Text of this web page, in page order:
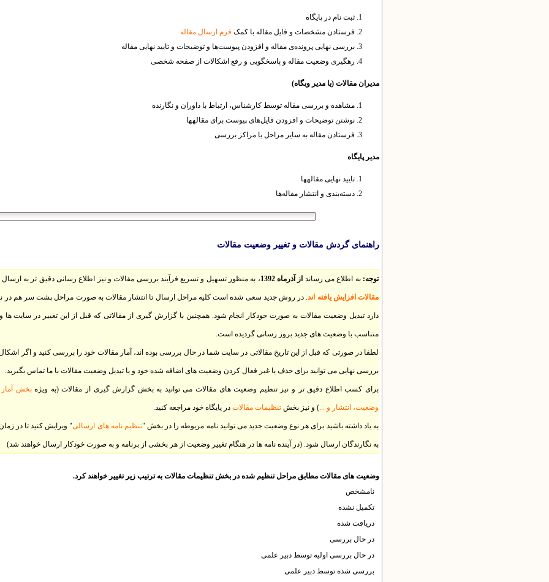
ثبت نام در پایگاه
فرستادن مشخصات و فایل مقاله با کمک فرم ارسال مقاله
بررسی نهایی پرونده‌ی مقاله و افزودن پیوست‌ها و توضیحات و تایید نهایی مقاله
رهگیری وضعیت مقاله و پاسخگویی و رفع اشکالات از صفحه شخصی
مدیران مقالات (یا مدیر وبگاه)
مشاهده و بررسی مقاله توسط کارشناس، ارتباط با داوران و نگارنده
نوشتن توضیحات و افزودن فایل‌های پیوست برای مقاله​ها
فرستادن مقاله به سایر مراحل یا مراکز بررسی
مدیر پایگاه
تایید نهایی مقاله​ها
دسته‌بندی و انتشار مقاله‌ها
راهنمای گردش مقالات و تغییر وضعیت مقالات
توجه: به اطلاع می رساند از آذرماه 1392 ، به منظور تسهیل و تسریع فرآیند بررسی مقالات و نیز اطلاع رسانی دقیق تر به ارسال
مقالات افزایش یافته اند. در روش جدید سعی شده است کلیه مراحل ارسال تا انتشار مقالات به صورت مراحل پشت سر هم در
دارد تبدیل وضعیت مقالات به صورت خودکار انجام شود. همچنین با گزارش گیری از مقالاتی که قبل از این تغییر در سایت ها
متناسب با وضعیت های جدید بروز رسانی گردیده است.
لطفا در صورتی که قبل از این تاریخ مقالاتی در سایت شما در حال بررسی بوده اند، آمار مقالات خود را بررسی کنید و اگر اشکال
بررسی نهایی می توانید برای حذف یا غیر فعال کردن وضعیت های اضافه شده خود و یا تبدیل وضعیت مقالات با ما تماس بگیرید.
برای کسب اطلاع دقیق تر و نیز تنظیم وضعیت های مقالات می توانید به بخش گزارش گیری از مقالات (به ویژهبخش
وضعیت، انتشار و ...) و نیز بخش تنظیمات مقالات در پایگاه خود مراجعه کنید.
به یاد داشته باشید برای هر نوع وضعیت جدید می توانید نامه مربوطه را در بخش "تنظیم نامه های ارسالی" ویرایش کنید تا در
به نگارندگان ارسال شود. (در آینده نامه ها در هنگام تغییر وضعیت از هر بخشی از برنامه و به صورت خودکار ارسال خواهند شد)
وضعیت های مقالات مطابق مراحل تنظیم شده در بخش تنظیمات مقالات به ترتیب زیر تغییر خواهند کرد.
نامشخص
تکمیل نشده
دریافت شده
در حال بررسی
در حال بررسی اولیه توسط دبیر علمی
بررسی شده توسط دبیر علمی